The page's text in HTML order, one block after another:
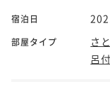
宿泊日
部屋タイプ
さ
呂